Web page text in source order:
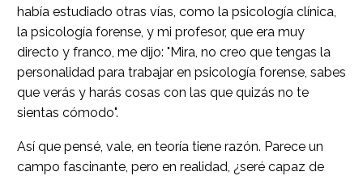
había estudiado otras vías, como la psicología clínica,
la psicología forense, y mi profesor, que era muy
directo y franco, me dijo: "Mira, no creo que tengas la
personalidad para trabajar en psicología forense, sabes
que verás y harás cosas con las que quizás no te
sientas cómodo".
Así que pensé, vale, en teoría tiene razón. Parece un
campo fascinante, pero en realidad, ¿seré capaz de